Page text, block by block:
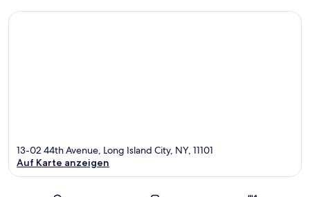
13-02 44th Avenue, Long Island City, NY, 11101
Auf Karte anzeigen